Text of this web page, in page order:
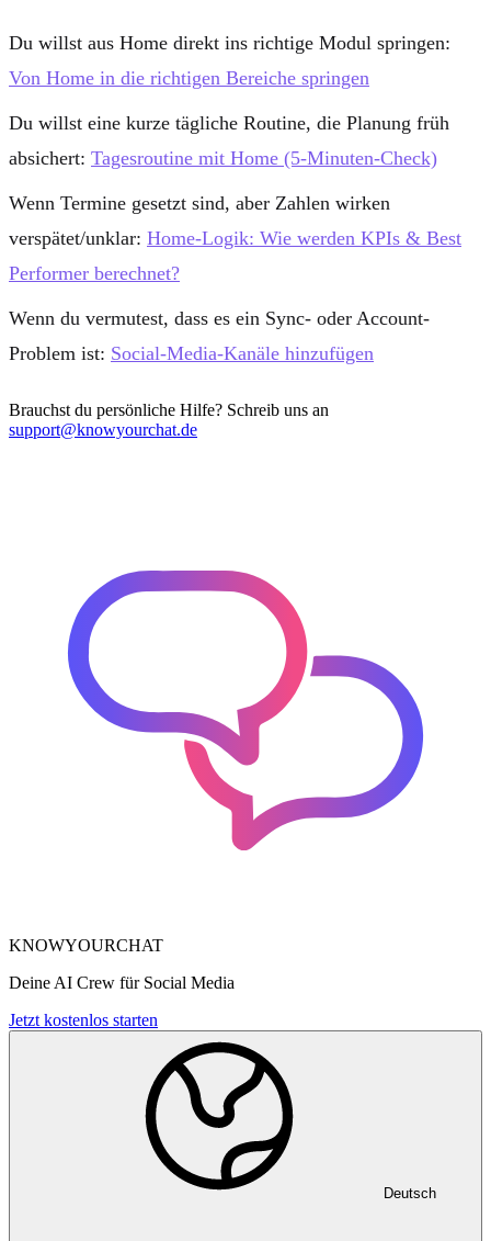
Du willst aus Home direkt ins richtige Modul springen:
Von Home in die richtigen Bereiche springen
Du willst eine kurze tägliche Routine, die Planung früh
absichert: Tagesroutine mit Home (5-Minuten-Check)
Wenn Termine gesetzt sind, aber Zahlen wirken
verspätet/unklar: Home-Logik: Wie werden KPIs & Best
Performer berechnet?
Wenn du vermutest, dass es ein Sync- oder Account-
Problem ist: Social-Media-Kanäle hinzufügen
Brauchst du persönliche Hilfe? Schreib uns an
support@knowyourchat.de
KNOWYOURCHAT
Deine AI Crew für Social Media
Jetzt kostenlos starten
Deutsch